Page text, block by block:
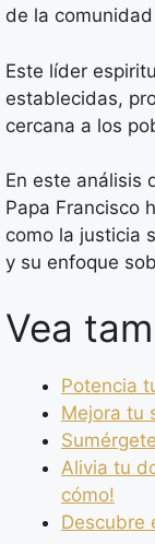
de la
Este líder
establecidas,
cercana a los
En este análisis
Papa Francisco
como la justicia
y su enfoque
Vea
Potencia
Mejora tu
Alivia tu
cómo!
Descubre